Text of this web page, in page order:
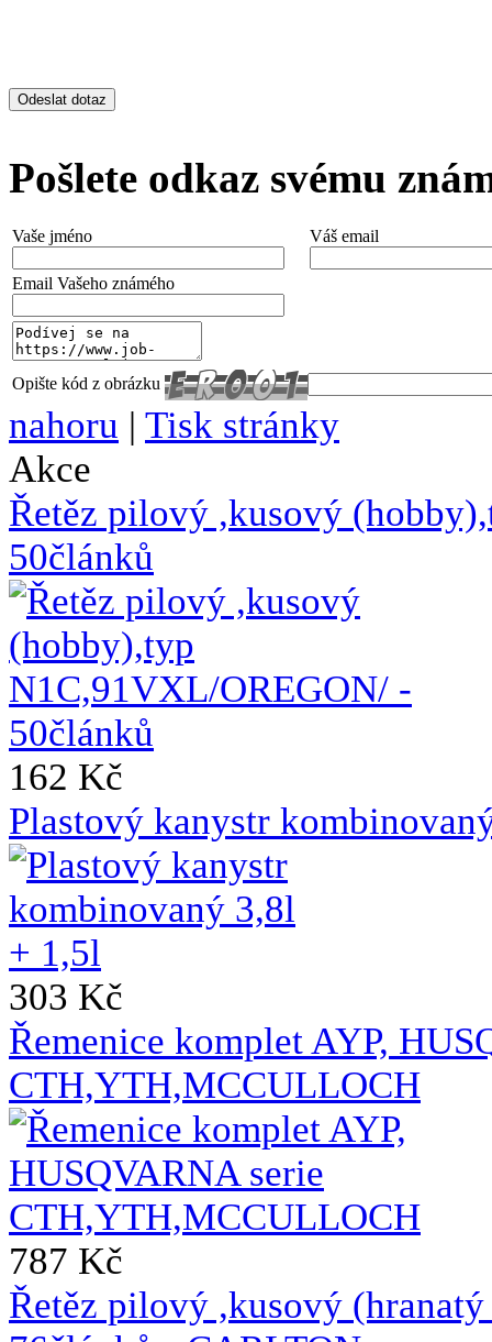
Pošlete odkaz svému
Vaše jméno Váš email
Email Vašeho známého
Opište kód z obrázku
nahoru | Tisk stránky
Akce
Řetěz pilový ,kusový
50článků
162 Kč
Plastový kanystr
303 Kč
Řemenice komplet AYP,
CTH,YTH,MCCULLOCH
787 Kč
Řetěz pilový ,kusový